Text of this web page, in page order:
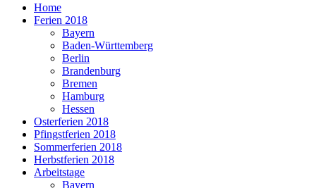
Home
Ferien 2018
Bayern
Baden-Württemberg
Berlin
Brandenburg
Bremen
Hamburg
Hessen
Osterferien 2018
Pfingstferien 2018
Sommerferien 2018
Herbstferien 2018
Arbeitstage
Bayern